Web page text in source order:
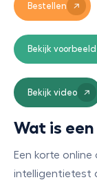
Bestellen
Bekijk
Bekijk video
Wat is
Een korte online
intelligentietest